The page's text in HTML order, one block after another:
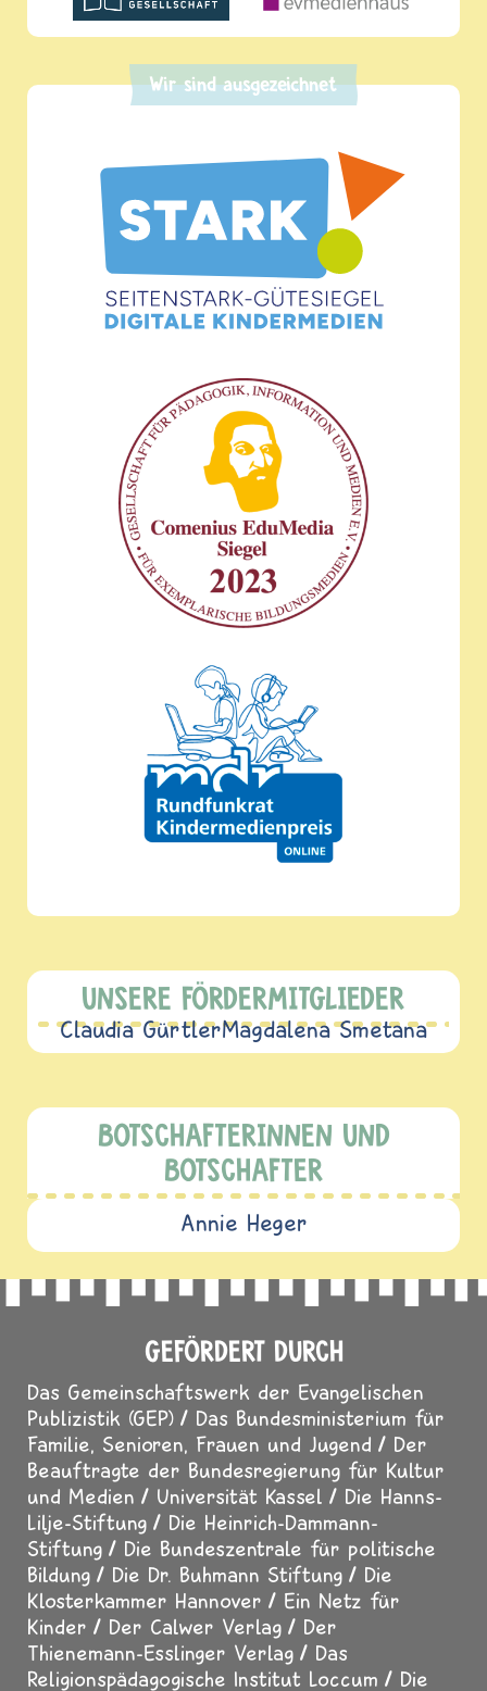
Wir sind ausgezeichnet
UNSERE FÖRDERMITGLIEDER
Claudia GürtlerMagdalena Smetana
BOTSCHAFTERINNEN UND
BOTSCHAFTER
Annie Heger
GEFÖRDERT DURCH
Das Gemeinschaftswerk der Evangelischen
Publizistik (GEP)
Das Bundesministerium für
Familie, Senioren, Frauen und Jugend
Der
Beauftragte der Bundesregierung für Kultur
und Medien
Universität Kassel
Die Hanns-
Lilje-Stiftung
Die Heinrich-Dammann-
Stiftung
Die Bundeszentrale für politische
Bildung
Die Dr. Buhmann Stiftung
Die
Klosterkammer Hannover
Ein Netz für
Kinder
Der Calwer Verlag
Der
Thienemann-Esslinger Verlag
Das
Religionspädagogische Institut Loccum
Die